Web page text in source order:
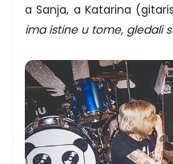
a Sanja, a Katarina
ima istine u tome, gledali